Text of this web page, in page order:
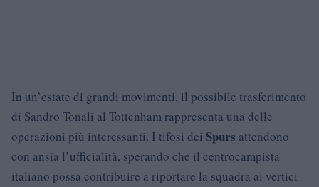
In un’estate di grandi movimenti, il possibile trasferimento
di Sandro Tonali al Tottenham rappresenta una delle
operazioni più interessanti. I tifosi dei Spurs attendono
con ansia l’ufficialità, sperando che il centrocampista
italiano possa contribuire a riportare la squadra ai vertici